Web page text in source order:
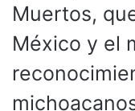
Muertos,
México y el